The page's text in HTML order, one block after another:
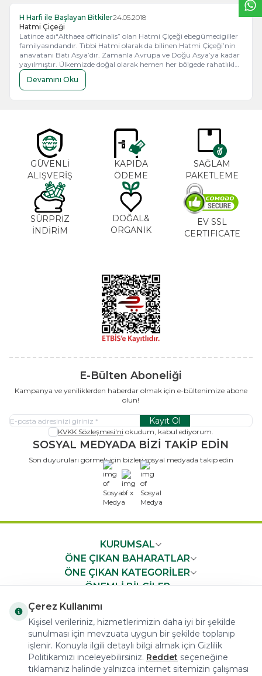
H Harfi ile Başlayan Bitkiler24.05.2018
Hatmi Çiçeği
Latince adı“Althaea officinalis” olan Hatmi Çiçeği ebegümecigiller
familyasındandır. Tıbbi Hatmi olarak da bilinen Hatmi Çiçeği’nin
anavatanı Batı Asya’dır. Zamanla Avrupa ve Doğu Asya’ya kadar
yayılmıştır. Ülkemizde doğal olarak hemen her bölgede rahatlıkla
yetişir. Hatmi Çiçeği, sulak yerleri ve dere kenarlarını seven
çokyıllık, otsu bir bitkidir. Yumuşak tüylü gövdesiyle, dal uçlarında
yaz sonunda açan pembe beyaz çiçekleriyle bahçeleri
zenginleştiren cazip bir görüntüsü vardır.
Devamını Oku
GÜVENLİ
ALIŞVERİŞ
KAPIDA
ÖDEME
SAĞLAM
PAKETLEME
SÜRPRİZ
İNDİRİM
DOĞAL&
ORGANİK
EV SSL
CERTIFICATE
E-Bülten Aboneliği
Kampanya ve yeniliklerden haberdar olmak için e-bültenimize abone
olun!
Kayıt Ol
KVKK Sözleşmesi'ni okudum, kabul ediyorum.
SOSYAL MEDYADA BİZİ TAKİP EDİN
Son duyuruları görmek için bizleri sosyal medyada takip edin
x
KURUMSAL
ÖNE ÇIKAN BAHARATLAR
ÖNE ÇIKAN KATEGORİLER
ÖNEMLİ BİLGİLER
COPYRIGHT © 2023 arifoglu.com ALL RIGHTS RESERVED
Çerez Kullanımı
Kişisel verileriniz, hizmetlerimizin daha iyi bir şekilde
sunulması için mevzuata uygun bir şekilde toplanıp
işlenir. Konuyla ilgili detaylı bilgi almak için Gizlilik
Politikamızı inceleyebilirsiniz. Reddet seçeneğine
tıklamanız halinde yalnızca internet sitemizin çalışması